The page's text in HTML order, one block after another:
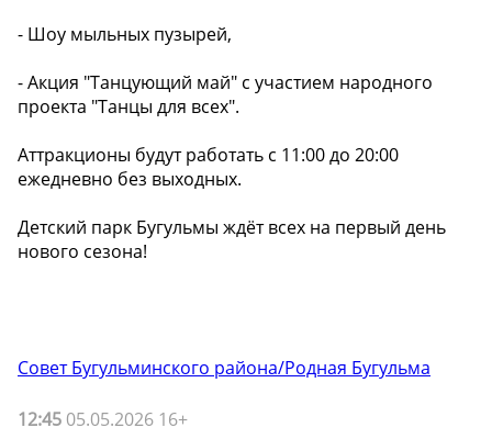
- Шоу мыльных пузырей,
- Акция "Танцующий май" с участием народного
проекта "Танцы для всех".
Аттракционы будут работать с 11:00 до 20:00
ежедневно без выходных.
Детский парк Бугульмы ждёт всех на первый день
нового сезона!
Совет Бугульминского района/Родная Бугульма
12:45 05.05.2026 16+